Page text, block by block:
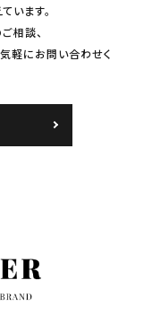
います。
相談、
軽にお問い合わせく